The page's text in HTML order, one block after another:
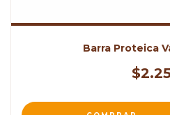
Barra Proteica